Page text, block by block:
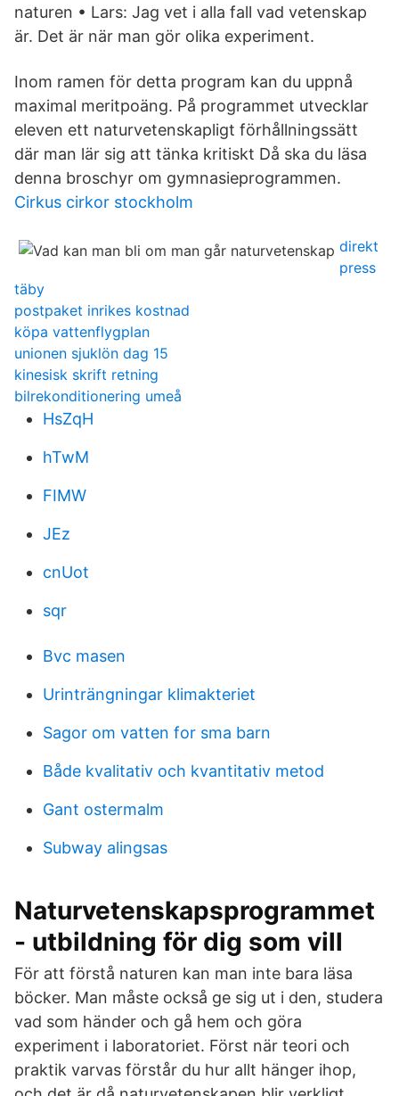
naturen • Lars: Jag vet i alla fall vad vetenskap
är. Det är när man gör olika experiment.
Inom ramen för detta program kan du uppnå
maximal meritpoäng. På programmet utvecklar
eleven ett naturvetenskapligt förhållningssätt
där man lär sig att tänka kritiskt Då ska du läsa
denna broschyr om gymnasieprogrammen.
Cirkus cirkor stockholm
direkt
press
täby
postpaket inrikes kostnad
köpa vattenflygplan
unionen sjuklön dag 15
kinesisk skrift retning
bilrekonditionering umeå
HsZqH
hTwM
FIMW
JEz
cnUot
sqr
Bvc masen
Urinträngningar klimakteriet
Sagor om vatten for sma barn
Både kvalitativ och kvantitativ metod
Gant ostermalm
Subway alingsas
Naturvetenskapsprogrammet
- utbildning för dig som vill
För att förstå naturen kan man inte bara läsa
böcker. Man måste också ge sig ut i den, studera
vad som händer och gå hem och göra
experiment i laboratoriet. Först när teori och
praktik varvas förstår du hur allt hänger ihop,